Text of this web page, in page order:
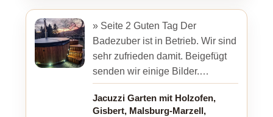
» Seite 2 Guten Tag Der
Badezuber ist in Betrieb. Wir sind
sehr zufrieden damit. Beigefügt
senden wir einige Bilder.
Freundliche Grüße Gisbert
Jacuzzi Garten mit Holzofen,
Gisbert, Malsburg-Marzell,